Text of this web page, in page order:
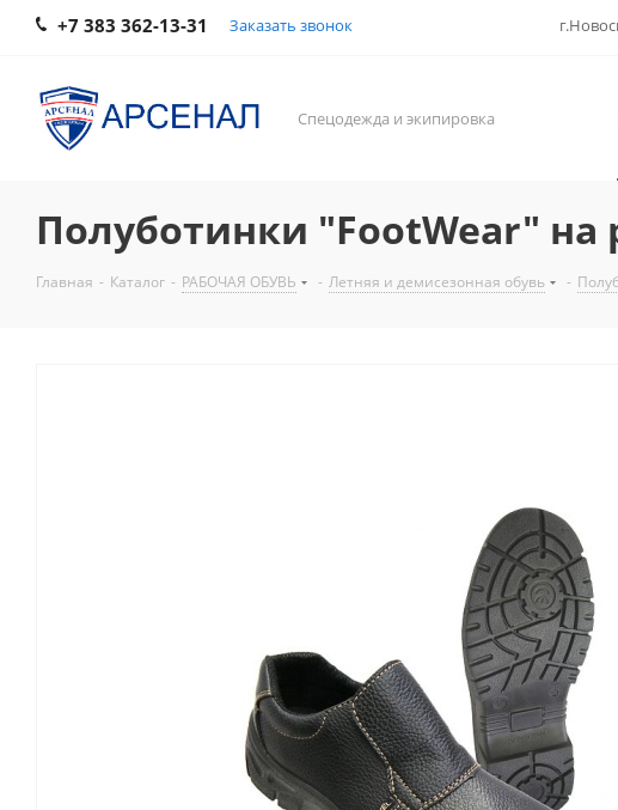
+7 383 362-13-31 Заказать звонок
Спецодежда и экипировка
Полуботинки "FootWear" на
Главная - Каталог - РАБОЧАЯ ОБУВЬ - Летняя и демисезонная обувь -